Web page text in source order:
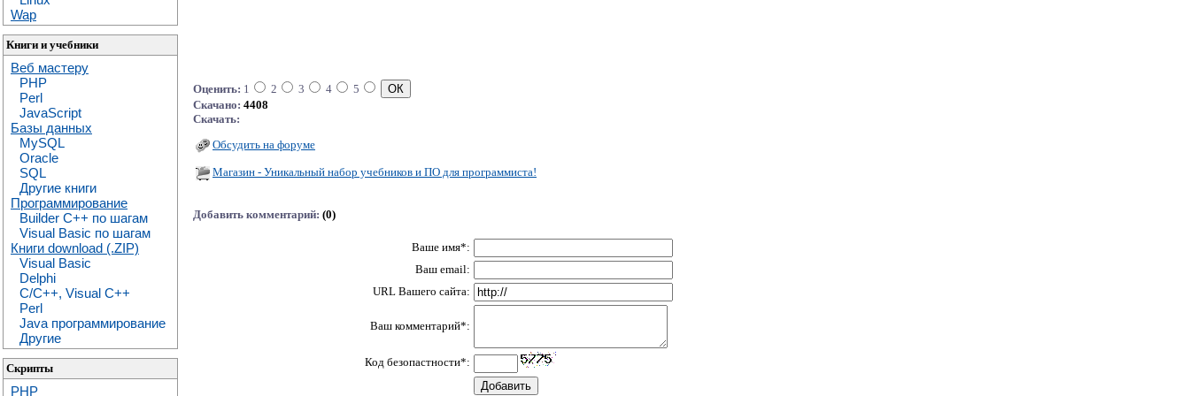
Wap
Книги и учебники
Веб мастеру
PHP
Perl
JavaScript
Базы данных
MySQL
Oracle
SQL
Другие книги
Программирование
Builder C++ по шагам
Visual Basic по шагам
Книги download (.ZIP)
Visual Basic
Delphi
C/C++, Visual C++
Perl
Java программирование
Другие
Скрипты
PHP
Оценить: 1 2 3 4
5
Скачано: 4408
Скачать:
Обсудить на форуме
Магазин - Уникальный набор учебников и ПО для программиста!
Добавить комментарий: (0)
Ваше имя*:
Ваш email:
URL Вашего сайта:
Ваш комментарий*:
Код безопастности*: